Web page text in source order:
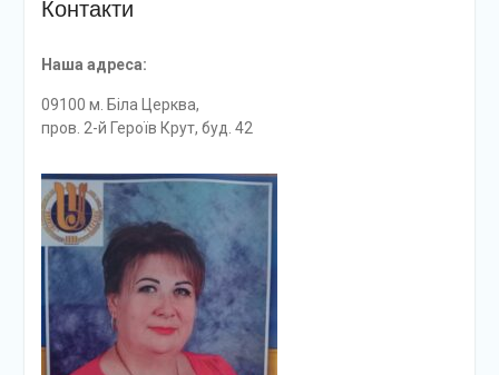
Контакти
Наша адреса:
09100 м. Біла Церква,
пров. 2-й Героїв Крут, буд. 42